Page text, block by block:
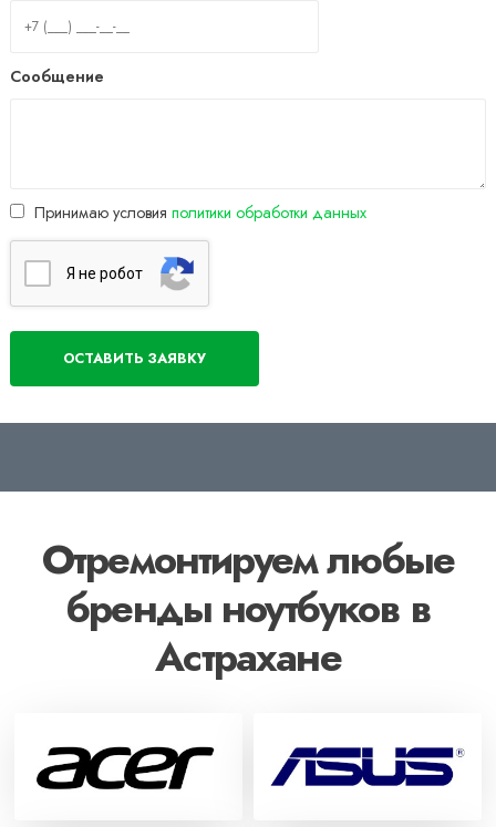
Сообщение
Принимаю условия политики обработки данных
Я нe poбoт
Отремонтируем любые
бренды ноутбуков в
Астрахане